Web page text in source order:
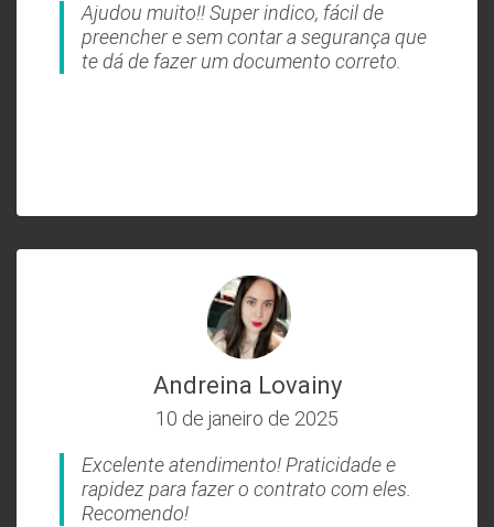
Ajudou muito!! Super indico, fácil de
preencher e sem contar a segurança que
te dá de fazer um documento correto.
Andreina Lovainy
10 de janeiro de 2025
Excelente atendimento! Praticidade e
rapidez para fazer o contrato com eles.
Recomendo!